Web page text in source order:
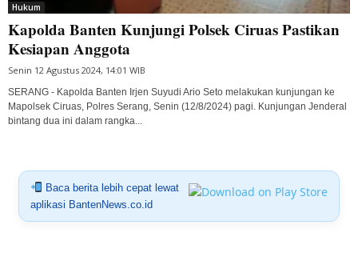
Hukum
Kapolda Banten Kunjungi Polsek Ciruas Pastikan
Kesiapan Anggota
Senin 12 Agustus 2024, 14:01 WIB
SERANG - Kapolda Banten Irjen Suyudi Ario Seto melakukan kunjungan ke
Mapolsek Ciruas, Polres Serang, Senin (12/8/2024) pagi. Kunjungan Jenderal
bintang dua ini dalam rangka...
Baca berita lebih cepat lewat
aplikasi BantenNews.co.id